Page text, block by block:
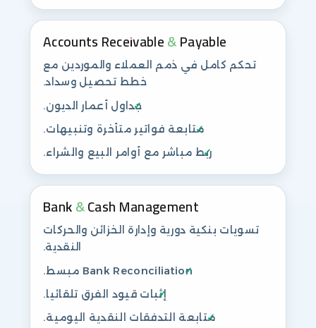
Accounts Receivable & Payable
تحكم كامل في ذمم العملاء والموردين مع
خطط تحصيل وسداد.
جداول أعمار الديون.
متابعة فواتير متأخرة وتنبيهات.
ربط مباشر مع أوامر البيع والشراء.
Bank & Cash Management
تسويات بنكية دورية وإدارة الخزائن والحركات
النقدية.
Bank Reconciliation مبسط.
إثبات قيود الفرق تلقائيا.
متابعة التدفقات النقدية اليومية.